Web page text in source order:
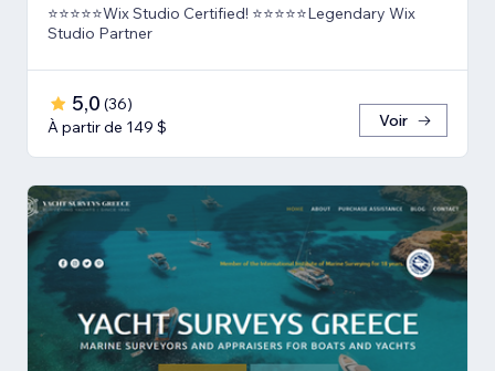
⭐⭐⭐⭐⭐Wix Studio Certified! ⭐⭐⭐⭐⭐Legendary Wix
Studio Partner
5,0 (36)
À partir de 149 $
Voir